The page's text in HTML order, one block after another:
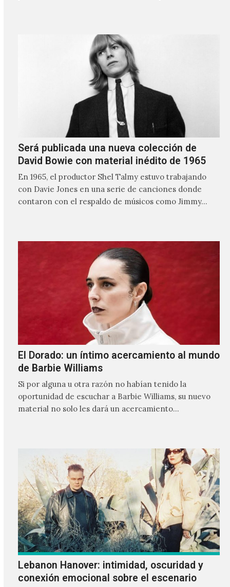
Será publicada una nueva colección de
David Bowie con material inédito de 1965
En 1965, el productor Shel Talmy estuvo trabajando
con Davie Jones en una serie de canciones donde
contaron con el respaldo de músicos como Jimmy…
El Dorado: un íntimo acercamiento al mundo
de Barbie Williams
Si por alguna u otra razón no habían tenido la
oportunidad de escuchar a Barbie Williams, su nuevo
material no solo les dará un acercamiento…
Lebanon Hanover: intimidad, oscuridad y
conexión emocional sobre el escenario